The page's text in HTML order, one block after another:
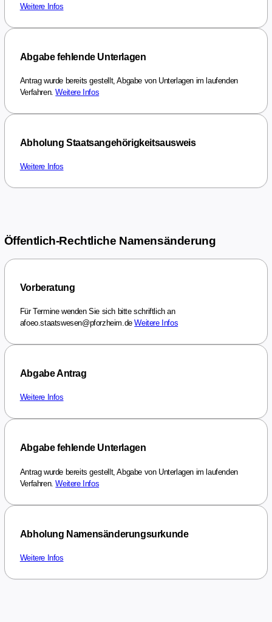
Weitere Infos
Abgabe fehlende Unterlagen
Antrag wurde bereits gestellt, Abgabe von Unterlagen im laufenden
Verfahren.Weitere Infos
Abholung Staatsangehörigkeitsausweis
Weitere Infos
Öffentlich-Rechtliche Namensänderung
Vorberatung
Für Termine wenden Sie sich bitte schriftlich an
afoeo.staatswesen@pforzheim.deWeitere Infos
Abgabe Antrag
Weitere Infos
Abgabe fehlende Unterlagen
Antrag wurde bereits gestellt, Abgabe von Unterlagen im laufenden
Verfahren.Weitere Infos
Abholung Namensänderungsurkunde
Weitere Infos